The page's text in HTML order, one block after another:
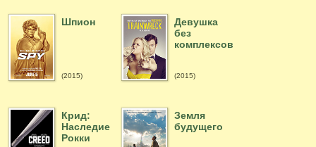
Шпион
(2015)
Девушка
без
комплексов
(2015)
Крид:
Наследие
Рокки
Земля
будущего